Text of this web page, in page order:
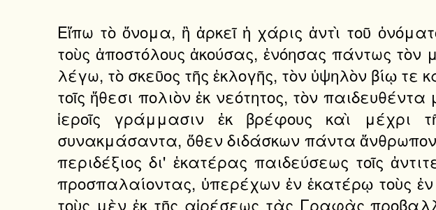
Εἴπω τὸ ὄνομα, ἢ ἀρκεῖ ἡ χάρις ἀντὶ τοῦ
τοὺς ἀποστόλους ἀκούσας, ἐνόησας πάντως τὸν
λέγω, τὸ σκεῦος τῆς ἐκλογῆς, τὸν ὑψηλὸν βίῳ
τοῖς ἤθεσι πολιὸν ἐκ νεότητος, τὸν
ἱεροῖς γράμμασιν ἐκ βρέφους καὶ μέχρι
συνακμάσαντα, ὅθεν διδάσκων πάντα ἄνθρωπον
περιδέξιος δι' ἑκατέρας παιδεύσεως τοῖς
προσπαλαίοντας, ὑπερέχων ἐν ἑκατέρῳ τοὺς
τοὺς μὲν ἐκ τῆς αἱρέσεως τὰς Γραφὰς